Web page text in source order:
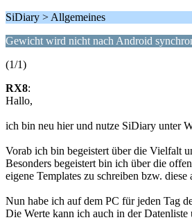
SiDiary > Allgemeines
Gewicht wird nicht nach Android
(1/1)
RX8:
Hallo,
ich bin neu hier und nutze SiDiary unter
Vorab ich bin begeistert über die Vielfalt
Besonders begeistert bin ich über die
eigene Templates zu schreiben bzw. diese
Nun habe ich auf dem PC für jeden Tag
Die Werte kann ich auch in der Datenliste